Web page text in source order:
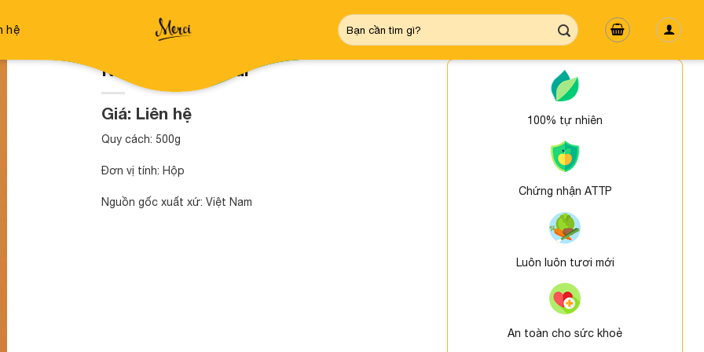
hệ
Tìm
kiếm:
Nem viên phô mai
Giá: Liên hệ
Quy cách: 500g
Đơn vị tính: Hộp
Nguồn gốc xuất xứ: Việt Nam
100% tự nhiên
Chứng nhận ATTP
Luôn luôn tươi mới
An toàn cho sức khoẻ